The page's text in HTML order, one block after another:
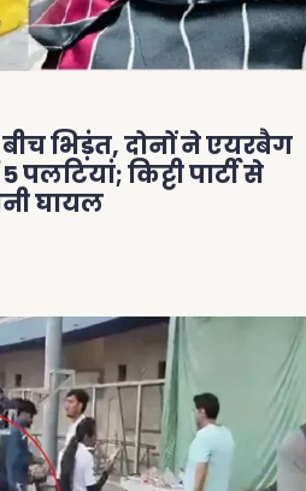
भिड़ंत, दोनों ने एयरबैग
किट्टी पार्टी से
घायल